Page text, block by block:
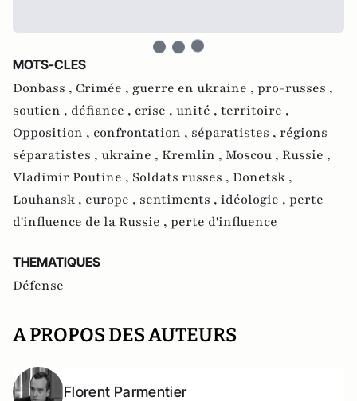
MOTS-CLES
Donbass , Crimée , guerre en ukraine , pro-russes ,
soutien , défiance , crise , unité , territoire ,
Opposition , confrontation , séparatistes , régions
séparatistes , ukraine , Kremlin , Moscou , Russie ,
Vladimir Poutine , Soldats russes , Donetsk ,
Louhansk , europe , sentiments , idéologie , perte
d'influence de la Russie , perte d'influence
THEMATIQUES
Défense
A PROPOS DES AUTEURS
Florent Parmentier